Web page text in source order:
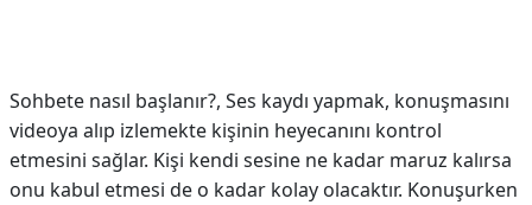
Sohbete nasıl başlanır?, Ses kaydı yapmak, konuşmasını
videoya alıp izlemekte kişinin heyecanını kontrol
etmesini sağlar. Kişi kendi sesine ne kadar maruz kalırsa
onu kabul etmesi de o kadar kolay olacaktır. Konuşurken